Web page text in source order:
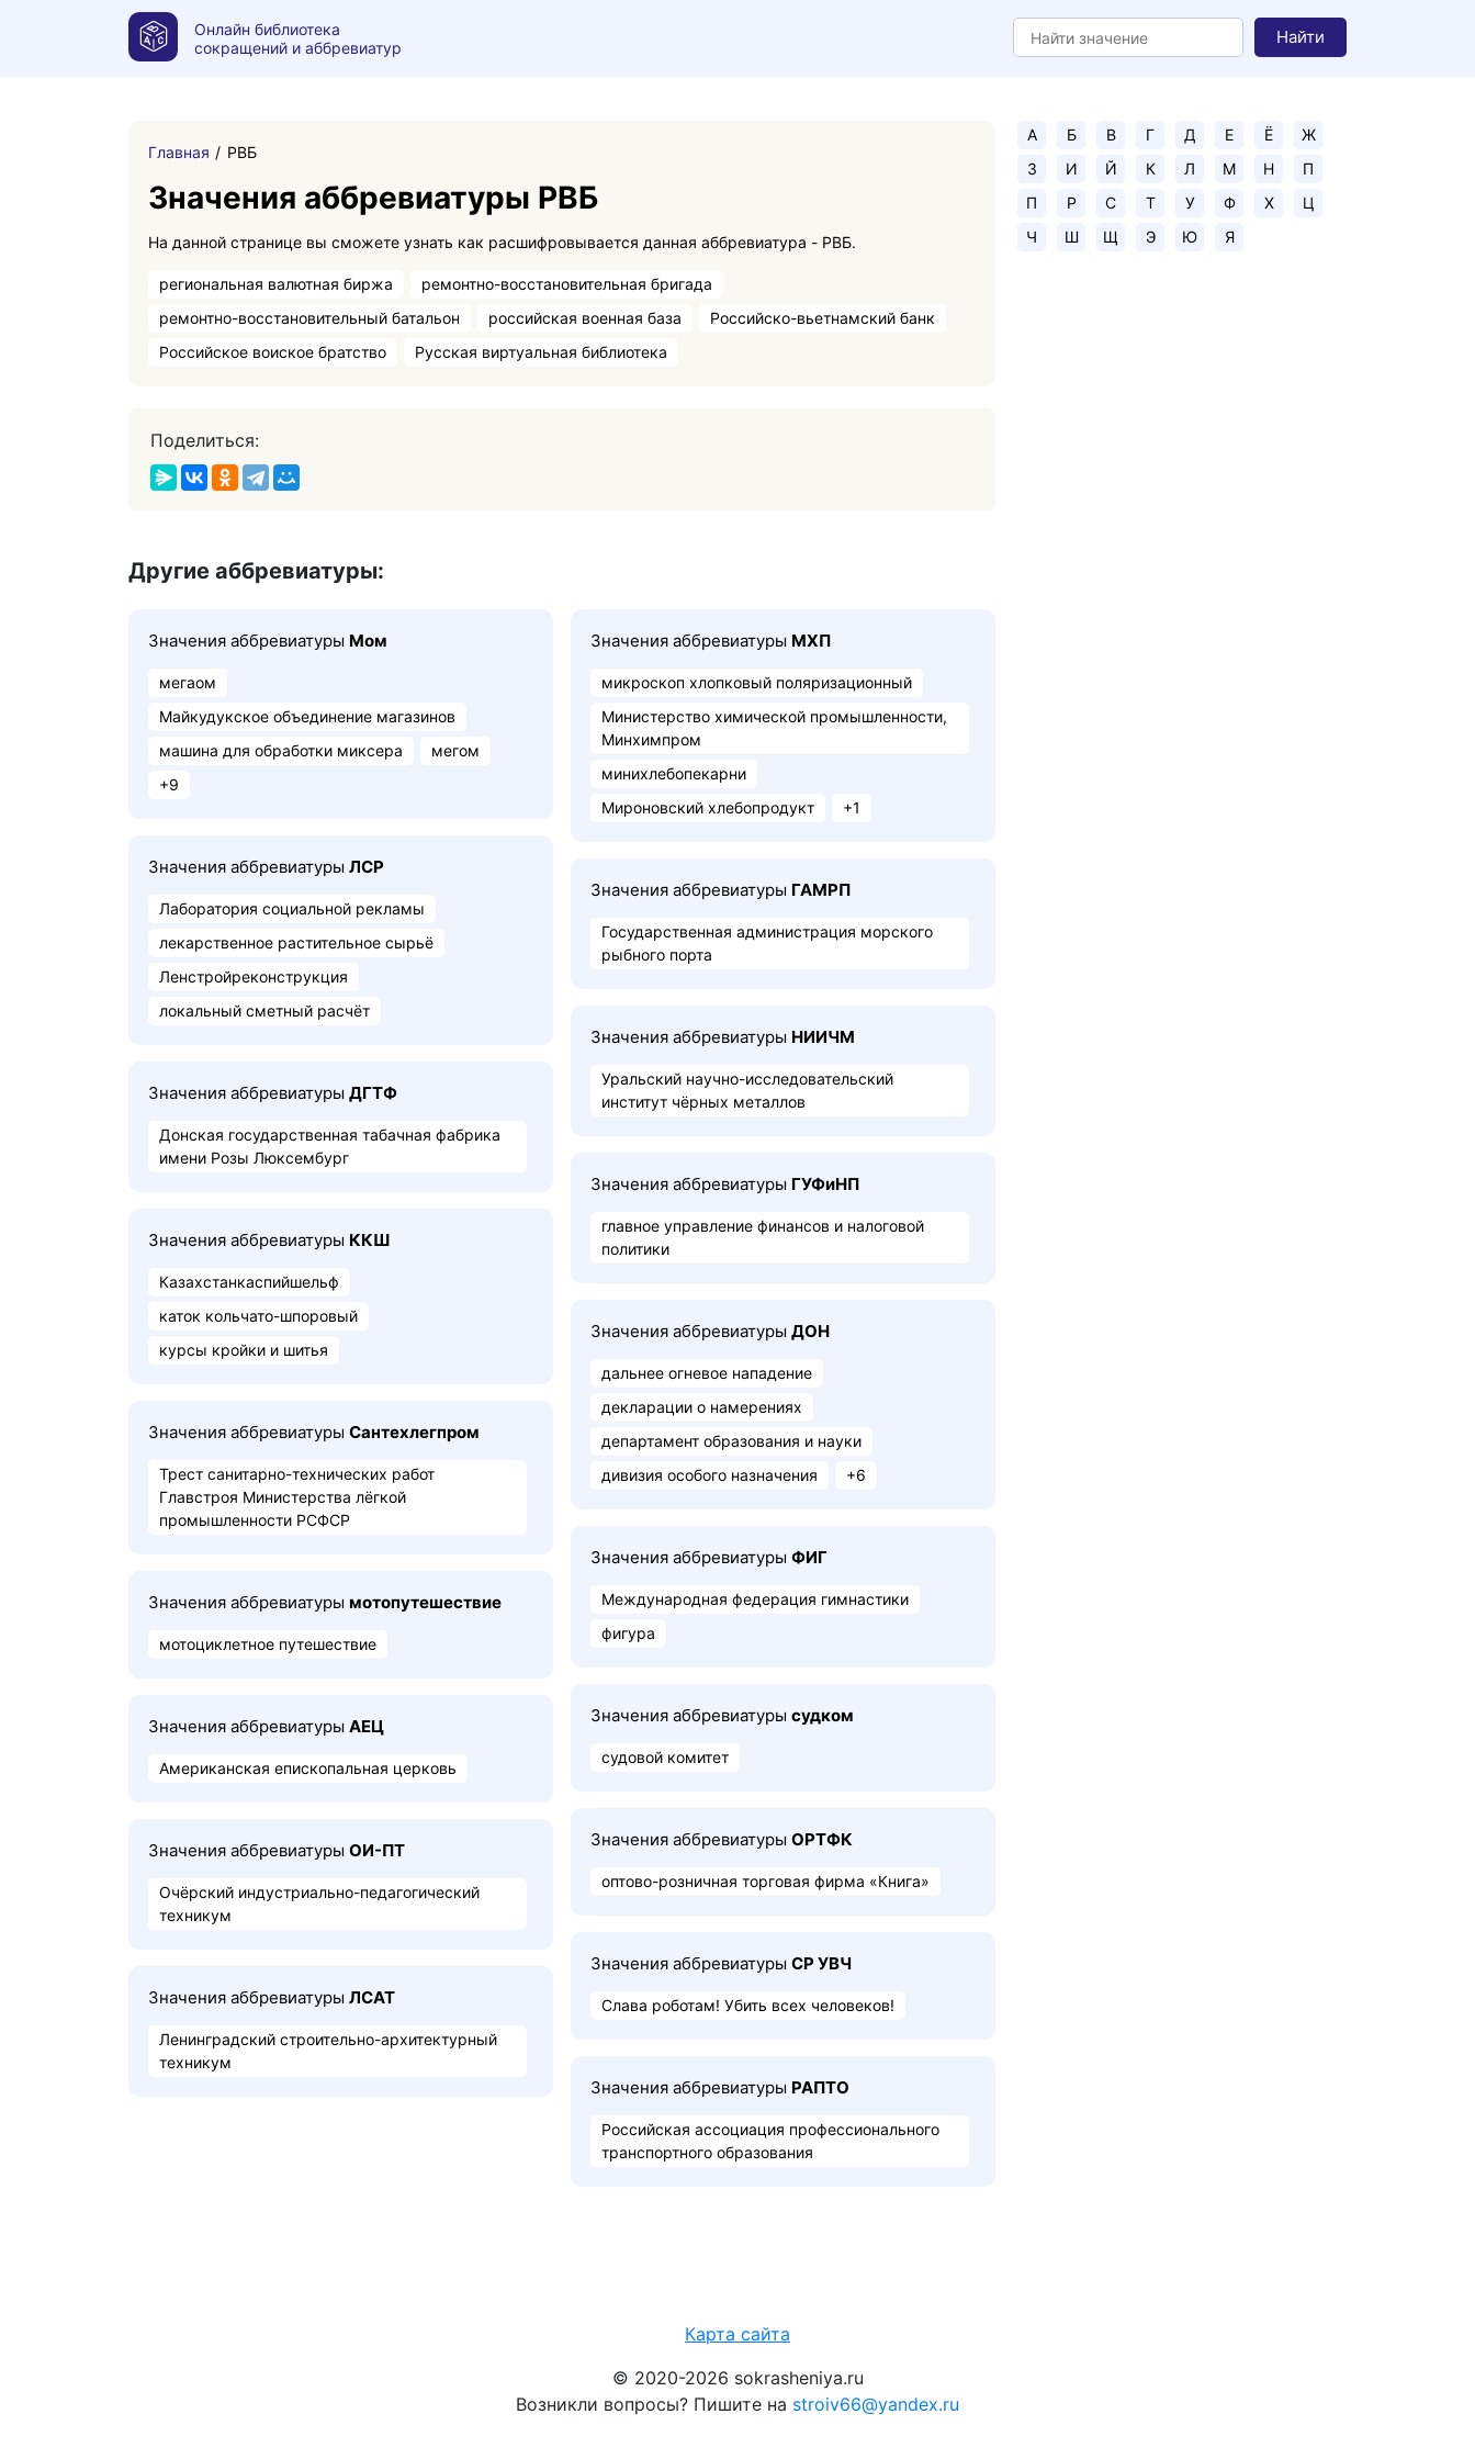
Онлайн библиотека
сокращений и аббревиатур
Найти
Главная РВБ
Значения аббревиатуры РВБ
На данной странице вы сможете узнать как расшифровывается данная аббревиатура - РВБ.
региональная валютная биржа
ремонтно-восстановительная бригада
ремонтно-восстановительный батальон
российская военная база
Российско-вьетнамский банк
Российское воиское братство
Русская виртуальная библиотека
Поделиться:
Другие аббревиатуры:
Значения аббревиатуры Мом
мегаом
Майкудукское объединение магазинов
машина для обработки миксера
мегом
+9
Значения аббревиатуры ЛСР
Лаборатория социальной рекламы
лекарственное растительное сырьё
Ленстройреконструкция
локальный сметный расчёт
Значения аббревиатуры ДГТФ
Донская государственная табачная фабрика
имени Розы Люксембург
Значения аббревиатуры ККШ
Казахстанкаспийшельф
каток кольчато-шпоровый
курсы кройки и шитья
Значения аббревиатуры Сантехлегпром
Трест санитарно-технических работ
Главстроя Министерства лёгкой
промышленности РСФСР
Значения аббревиатуры мотопутешествие
мотоциклетное путешествие
Значения аббревиатуры АЕЦ
Американская епископальная церковь
Значения аббревиатуры ОИ-ПТ
Очёрский индустриально-педагогический
техникум
Значения аббревиатуры ЛСАТ
Ленинградский строительно-архитектурный
техникум
Значения аббревиатуры МХП
микроскоп хлопковый поляризационный
Министерство химической промышленности,
Минхимпром
минихлебопекарни
Мироновский хлебопродукт
+1
Значения аббревиатуры ГАМРП
Государственная администрация морского
рыбного порта
Значения аббревиатуры НИИЧМ
Уральский научно-исследовательский
институт чёрных металлов
Значения аббревиатуры ГУФиНП
главное управление финансов и налоговой
политики
Значения аббревиатуры ДОН
дальнее огневое нападение
декларации о намерениях
департамент образования и науки
дивизия особого назначения
+6
Значения аббревиатуры ФИГ
Международная федерация гимнастики
фигура
Значения аббревиатуры судком
судовой комитет
Значения аббревиатуры ОРТФК
оптово-розничная торговая фирма «Книга»
Значения аббревиатуры СР УВЧ
Слава роботам! Убить всех человеков!
Значения аббревиатуры РАПТО
Российская ассоциация профессионального
транспортного образования
А Б В Г Д Е Ё
Ж
З
И Й К Л М Н
П
П
Р С Т У Ф Х
Ц
Ч
Ш Щ Э Ю Я
Карта сайта
© 2020-2026 sokrasheniya.ru
Возникли вопросы? Пишите на stroiv66@yandex.ru